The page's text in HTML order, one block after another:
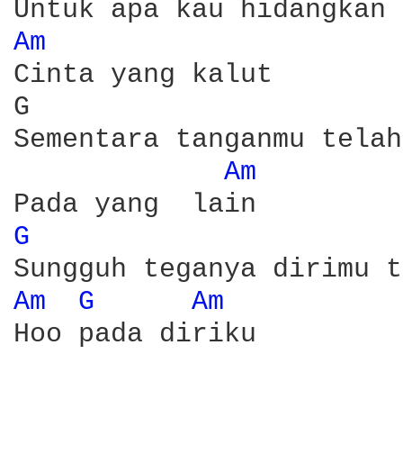
Am
Cinta yang kalut
G
Sementara tanganmu
Am
G
Am G
Am
Hoo pada diriku